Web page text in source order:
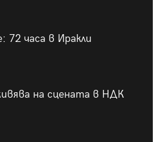
72 часа в Иракли
на сцената в НДК